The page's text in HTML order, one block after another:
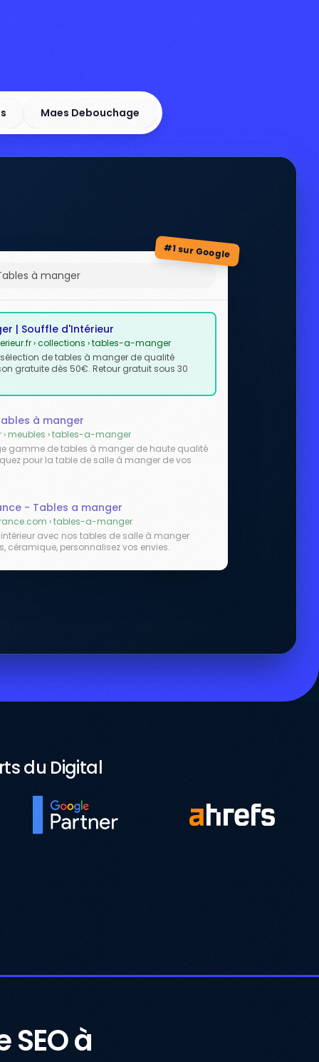
Maes Debouchage
#1 sur Google
à manger
| Souffle d'Intérieur
› collections › tables-a-manger
sélection de tables à manger de qualité
gratuite dès 50€. Retour gratuit sous 30
à manger
› meubles › tables-a-manger
gamme de tables à manger de haute qualité
pour la table de salle à manger de vos
- Tables a manger
› tables-a-manger
intérieur avec nos tables de salle à manger
céramique, personnalisez vos envies.
du Digital
à